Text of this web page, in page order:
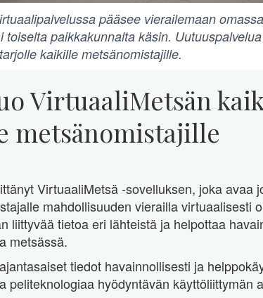
pääsee vierailemaan
toiselta paikkakunnalta käsin.
kaikille metsänomistajille.
VirtuaaliMetsän
metsänomistajille
VirtuaaliMetsä -sovelluksen, joka avaa
mahdollisuuden vierailla virtuaalisesti
liittyvää tietoa eri lähteistä ja helpottaa
metsässä.
tiedot havainnollisesti ja
peliteknologiaa hyödyntävän käyttöliittymän